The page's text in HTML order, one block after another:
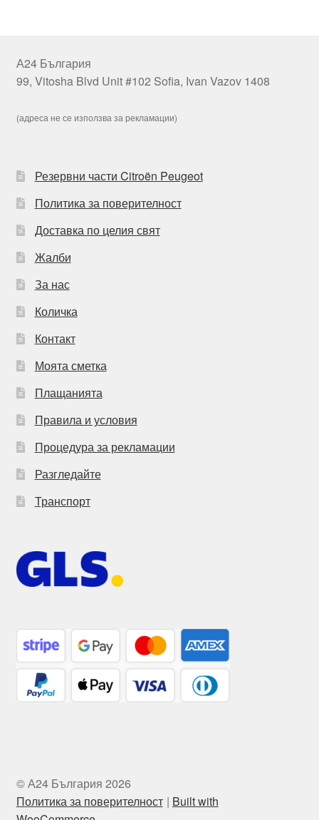
А24 България
99, Vitosha Blvd Unit #102 Sofia, Ivan Vazov 1408
(адреса не се използва за рекламации)
Резервни части Citroën Peugeot
Политика за поверителност
Доставка по целия свят
Жалби
За нас
Количка
Контакт
Моята сметка
Плащанията
Правила и условия
Процедура за рекламации
Разгледайте
Транспорт
© А24 България 2026
Политика за поверителност
Built with